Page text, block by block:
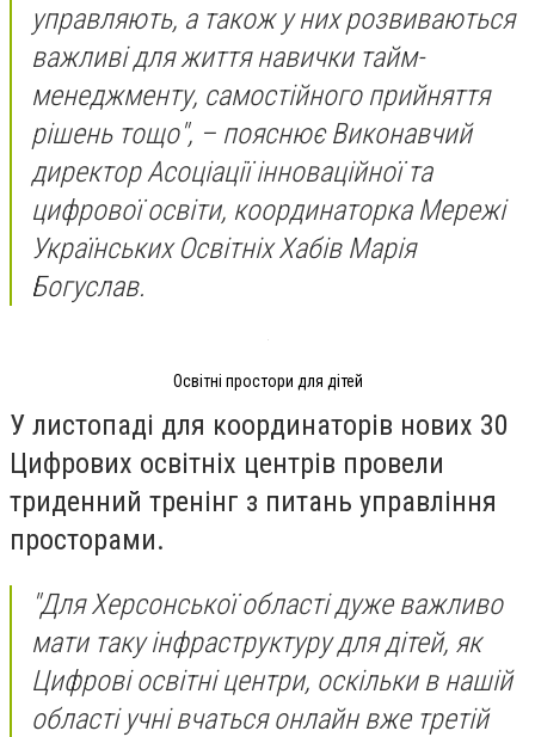
управляють, а також у них розвиваються
важливі для життя навички тайм-
менеджменту, самостійного прийняття
рішень тощо", – пояснює Виконавчий
директор Асоціації інноваційної та
цифрової освіти, координаторка Мережі
Українських Освітніх Хабів Марія
Богуслав.
Освітні простори для дітей
У листопаді для координаторів нових 30
Цифрових освітніх центрів провели
триденний тренінг з питань управління
просторами.
"Для Херсонської області дуже важливо
мати таку інфраструктуру для дітей, як
Цифрові освітні центри, оскільки в нашій
області учні вчаться онлайн вже третій